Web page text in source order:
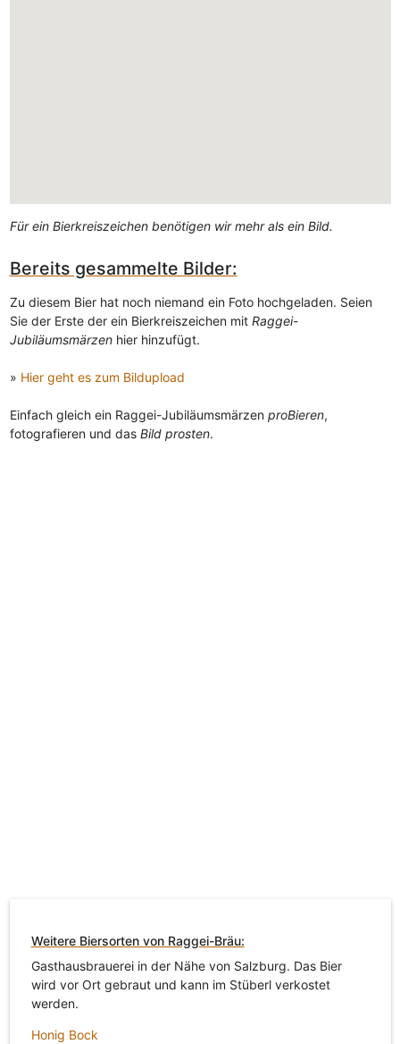
Für ein Bierkreiszeichen benötigen wir mehr als ein Bild.
Bereits gesammelte Bilder:
Zu diesem Bier hat noch niemand ein Foto hochgeladen. Seien
Sie der Erste der ein Bierkreiszeichen mit Raggei-
Jubiläumsmärzenhier hinzufügt.
» Hier geht es zum Bildupload
Einfach gleich ein Raggei-Jubiläumsmärzen proBieren,
fotografieren und das Bild prosten.
Weitere Biersorten von Raggei-Bräu:
Gasthausbrauerei in der Nähe von Salzburg. Das Bier
wird vor Ort gebraut und kann im Stüberl verkostet
werden.
Honig Bock